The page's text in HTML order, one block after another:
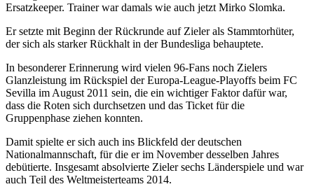
Ersatzkeeper. Trainer war damals wie auch jetzt Mirko Slomka.
Er setzte mit Beginn der Rückrunde auf Zieler als Stammtorhüter,
der sich als starker Rückhalt in der Bundesliga behauptete.
In besonderer Erinnerung wird vielen 96-Fans noch Zielers
Glanzleistung im Rückspiel der Europa-League-Playoffs beim FC
Sevilla im August 2011 sein, die ein wichtiger Faktor dafür war,
dass die Roten sich durchsetzen und das Ticket für die
Gruppenphase ziehen konnten.
Damit spielte er sich auch ins Blickfeld der deutschen
Nationalmannschaft, für die er im November desselben Jahres
debütierte. Insgesamt absolvierte Zieler sechs Länderspiele und war
auch Teil des Weltmeisterteams 2014.